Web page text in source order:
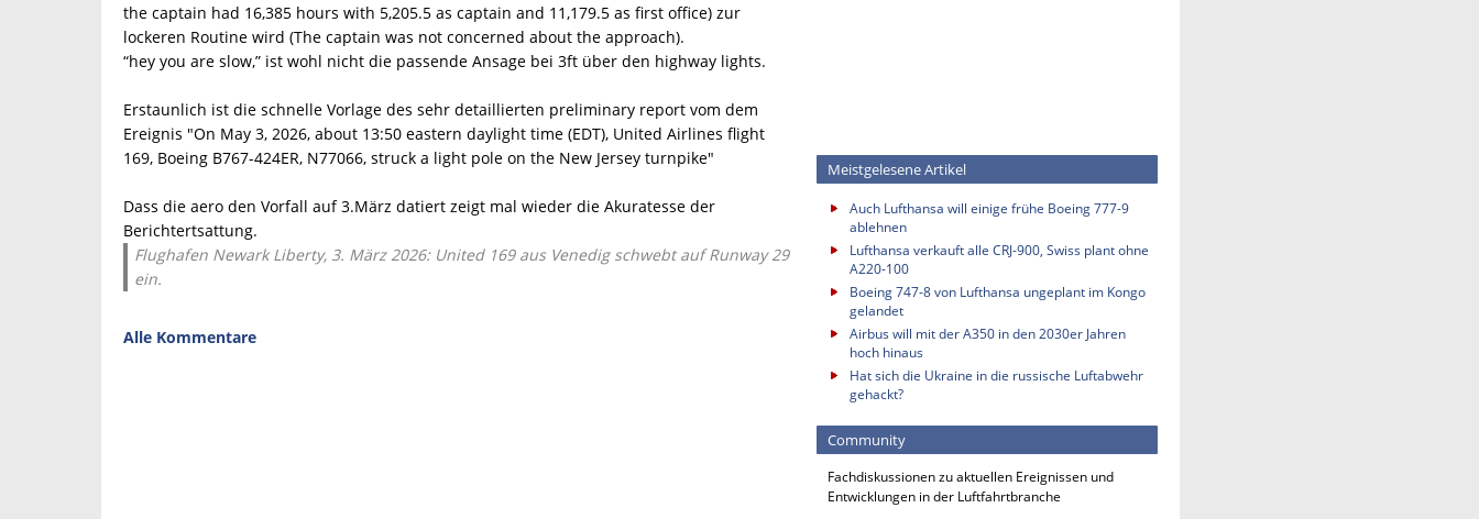
the captain had 16,385 hours with 5,205.5 as captain and 11,179.5 as first office) zur
lockeren Routine wird (The captain was not concerned about the approach).
“hey you are slow,” ist wohl nicht die passende Ansage bei 3ft über den highway lights.
Erstaunlich ist die schnelle Vorlage des sehr detaillierten preliminary report vom dem
Ereignis "On May 3, 2026, about 13:50 eastern daylight time (EDT), United Airlines flight
169, Boeing B767-424ER, N77066, struck a light pole on the New Jersey turnpike"
Dass die aero den Vorfall auf 3.März datiert zeigt mal wieder die Akuratesse der
Berichtertsattung.
Flughafen Newark Liberty, 3. März 2026: United 169 aus Venedig schwebt auf Runway 29
ein.
Alle Kommentare
Meistgelesene Artikel
Auch Lufthansa will einige frühe Boeing 777-9
ablehnen
Lufthansa verkauft alle CRJ-900, Swiss plant ohne
A220-100
Boeing 747-8 von Lufthansa ungeplant im Kongo
gelandet
Airbus will mit der A350 in den 2030er Jahren
hoch hinaus
Hat sich die Ukraine in die russische Luftabwehr
gehackt?
Community
Fachdiskussionen zu aktuellen Ereignissen und
Entwicklungen in der Luftfahrtbranche